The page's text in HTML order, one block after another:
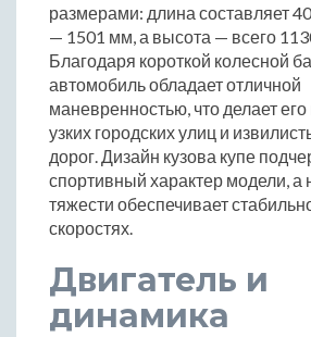
размерами: длина составляет
— 1501 мм, а высота — всего
Благодаря короткой колесной
автомобиль обладает отличной
маневренностью, что делает
узких городских улиц и
дорог. Дизайн кузова купе
спортивный характер модели, а
тяжести обеспечивает
скоростях.
Двигатель и
динамика